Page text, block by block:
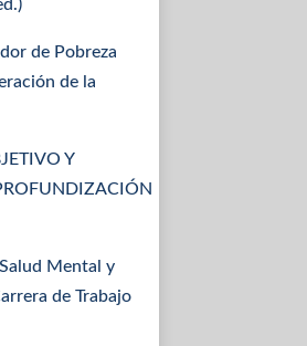
de Pobreza
de la
Y
Mental y
de Trabajo